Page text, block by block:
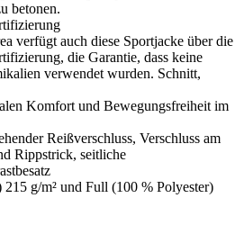
betonen.
verfügt auch diese Sportjacke über die
die Garantie, dass keine
verwendet wurden. Schnitt,
Komfort und Bewegungsfreiheit im
Reißverschluss, Verschluss am
Rippstrick, seitliche
g/m² und Full (100 % Polyester)